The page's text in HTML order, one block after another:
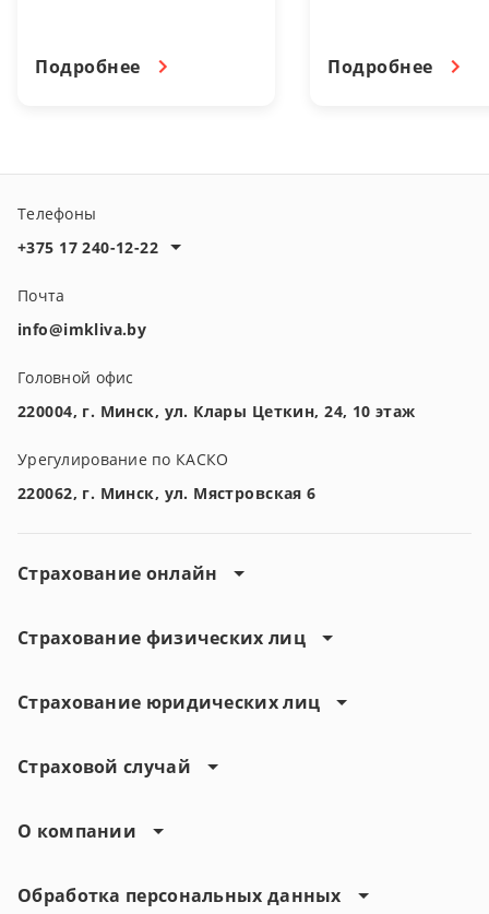
упростить процесс. В
Подробнее
выходной день.
Подробнее
Телефоны
+375 17 240-12-22
Почта
info@imkliva.by
Головной офис
220004, г. Минск, ул. Клары Цеткин, 24, 10 этаж
Урегулирование по КАСКО
220062, г. Минск, ул. Мястровская 6
Страхование онлайн
Страхование физических лиц
Страхование юридических лиц
Страховой случай
О компании
Обработка персональных данных